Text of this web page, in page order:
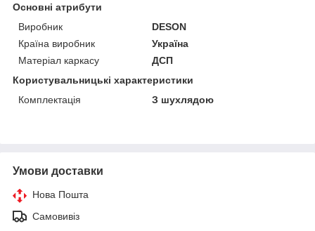
Основні атрибути
Виробник
DESON
Країна виробник
Україна
Матеріал каркасу
ДСП
Користувальницькі характеристики
Комплектація
З шухлядою
Умови доставки
Нова Пошта
Самовивіз